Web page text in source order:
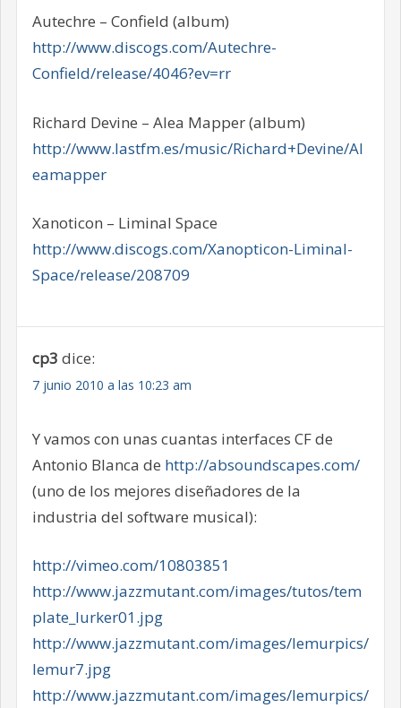
Autechre – Confield (album)
http://www.discogs.com/Autechre-
Confield/release/4046?ev=rr
Richard Devine – Alea Mapper (album)
http://www.lastfm.es/music/Richard+Devine/Al
eamapper
Xanoticon – Liminal Space
http://www.discogs.com/Xanopticon-Liminal-
Space/release/208709
cp3 dice:
7 junio 2010 a las 10:23 am
Y vamos con unas cuantas interfaces CF de
Antonio Blanca de http://absoundscapes.com/
(uno de los mejores diseñadores de la
industria del software musical):
http://vimeo.com/10803851
http://www.jazzmutant.com/images/tutos/tem
plate_lurker01.jpg
http://www.jazzmutant.com/images/lemurpics/
lemur7.jpg
http://www.jazzmutant.com/images/lemurpics/